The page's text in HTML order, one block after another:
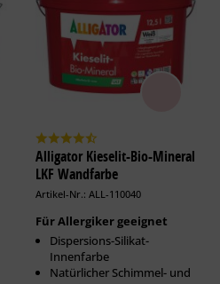
Alligator Kieselit-Bio-Mineral
LKF Wandfarbe
Artikel-Nr.: ALL-110040
Für Allergiker geeignet
Dispersions-Silikat-
Innenfarbe
Natürlicher Schimmel- und